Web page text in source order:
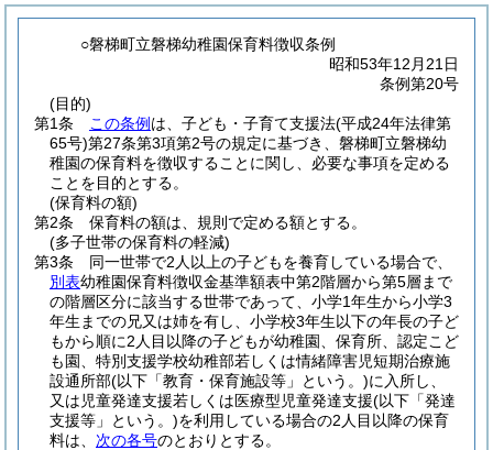
○磐梯町立磐梯幼稚園保育料徴収条例
昭和53年12月21日
条例第20号
(目的)
第1条
この条例 は、子ども・子育て支援法(平成24年法律第
65号)第27条第3項第2号の規定に基づき、磐梯町立磐梯幼
稚園の保育料を徴収することに関し、必要な事項を定める
ことを目的とする。
(保育料の額)
第2条
保育料の額は、規則で定める額とする。
(多子世帯の保育料の軽減)
第3条
同一世帯で2人以上の子どもを養育している場合で、
別表幼稚園保育料徴収金基準額表中第2階層から第5層まで
の階層区分に該当する世帯であって、小学1年生から小学3
年生までの兄又は姉を有し、小学校3年生以下の年長の子ど
もから順に2人目以降の子どもが幼稚園、保育所、認定こど
も園、特別支援学校幼稚部若しくは情緒障害児短期治療施
設通所部(以下「教育・保育施設等」という。)に入所し、
又は児童発達支援若しくは医療型児童発達支援(以下「発達
支援等」という。)を利用している場合の2人目以降の保育
料は、 次の各号のとおりとする。